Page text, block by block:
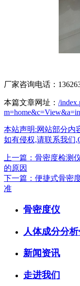
厂家咨询电话：
本篇文章网址： /
本站声明:网站部分内
如有侵权,请联系我们
上一篇：骨密度检测
的原因
下一篇：便捷式骨密
准
骨密度仪
人体成分分
新闻资讯
走进我们